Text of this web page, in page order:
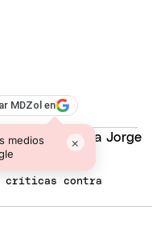
MDZol en
medios
×
críticas contra